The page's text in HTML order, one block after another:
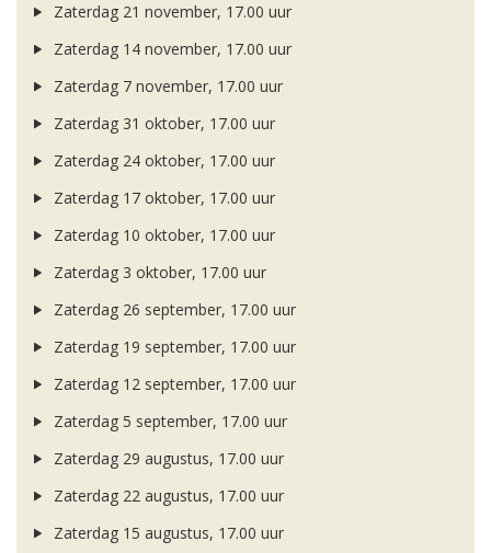
Zaterdag 21 november, 17.00 uur
Zaterdag 14 november, 17.00 uur
Zaterdag 7 november, 17.00 uur
Zaterdag 31 oktober, 17.00 uur
Zaterdag 24 oktober, 17.00 uur
Zaterdag 17 oktober, 17.00 uur
Zaterdag 10 oktober, 17.00 uur
Zaterdag 3 oktober, 17.00 uur
Zaterdag 26 september, 17.00 uur
Zaterdag 19 september, 17.00 uur
Zaterdag 12 september, 17.00 uur
Zaterdag 5 september, 17.00 uur
Zaterdag 29 augustus, 17.00 uur
Zaterdag 22 augustus, 17.00 uur
Zaterdag 15 augustus, 17.00 uur